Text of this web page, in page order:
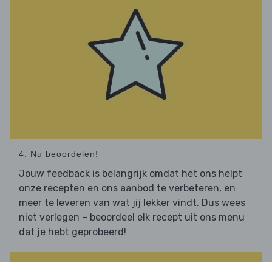
4. Nu beoordelen!
Jouw feedback is belangrijk omdat het ons helpt
onze recepten en ons aanbod te verbeteren, en
meer te leveren van wat jij lekker vindt. Dus wees
niet verlegen – beoordeel elk recept uit ons menu
dat je hebt geprobeerd!